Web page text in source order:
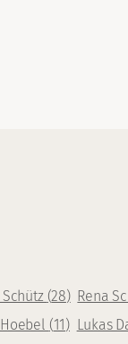
(28) Rena
(11) Lukas